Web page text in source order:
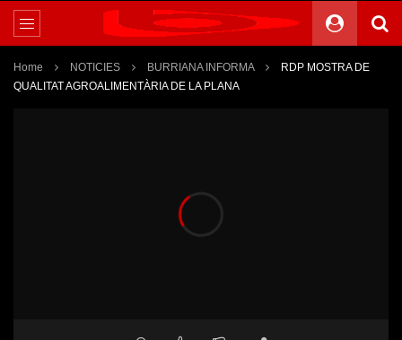
Home NOTICIES BURRIANA INFORMA
RDP MOSTRA DE
QUALITAT AGROALIMENTÀRIA DE LA PLANA